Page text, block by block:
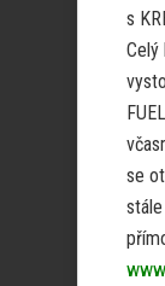
s
Celý
se